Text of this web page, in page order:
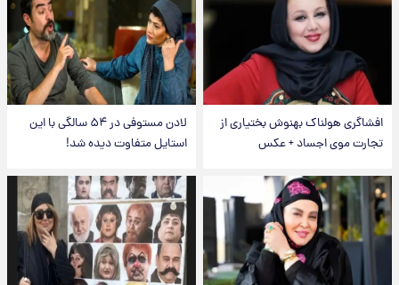
افشاگری هولناک بهنوش بختیاری از
تجارت موی اجساد + عکس
لادن مستوفی در ۵۴ سالگی با این
استایل متفاوت دیده شد!